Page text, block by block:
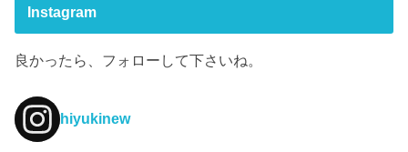
Instagram
良かったら、フォローして下さいね。
hiyukinew